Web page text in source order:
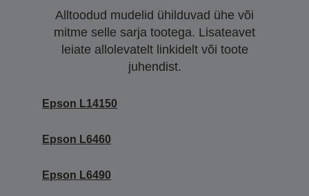
Alltoodud mudelid ühilduvad ühe või
mitme selle sarja tootega. Lisateavet
leiate allolevatelt linkidelt või toote
juhendist.
Epson L14150
Epson L6460
Epson L6490